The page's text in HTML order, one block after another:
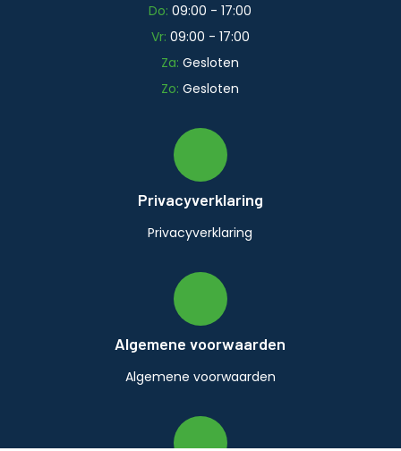
Do:09:00 - 17:00
Vr: 09:00 - 17:00
Za:Gesloten
Zo:Gesloten
Privacyverklaring
Privacyverklaring
Algemene voorwaarden
Algemene voorwaarden